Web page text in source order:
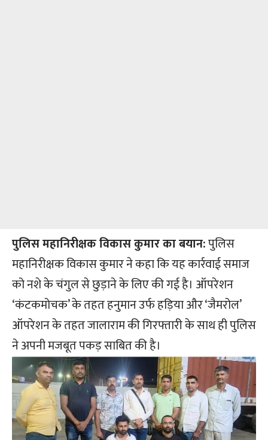
पुलिस महानिरीक्षक विकास कुमार का बयान:पुलिस
महानिरीक्षक विकास कुमार ने कहा कि यह कार्रवाई समाज
को नशे के चंगुल से छुड़ाने के लिए की गई है। ऑपरेशन
‘कंटकमोचक’ के तहत हनुमान उर्फ हड़िया और ‘जैमरोल’
ऑपरेशन के तहत जालाराम की गिरफ्तारी के साथ ही पुलिस
ने अपनी मजबूत पकड़ साबित की है।